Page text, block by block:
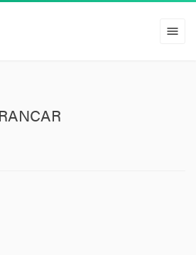
menu